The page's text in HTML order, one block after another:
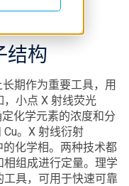
结构
期作为重要工具，用
小点 X 射线荧光
定化学元素的浓度和分
。X 射线衍射
的化学相。两种技术都
组成进行定量。理学
具，可用于快速可靠